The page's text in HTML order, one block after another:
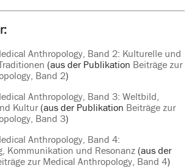
Anthropology, Band 2: Kulturelle und
(aus der Publikation Beiträge zur
Band 2)
Anthropology, Band 3: Weltbild,
Kultur(aus der Publikation Beiträge zur
Band 3)
Anthropology, Band 4:
Kommunikation und Resonanz(aus der
zur Medical Anthropology, Band 4)